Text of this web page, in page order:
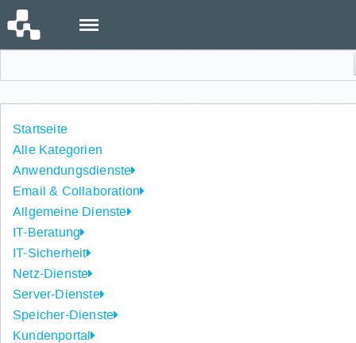
Startseite
Alle Kategorien
Anwendungsdienste
Email & Collaboration
Allgemeine Dienste
IT-Beratung
IT-Sicherheit
Netz-Dienste
Server-Dienste
Speicher-Dienste
Kundenportal